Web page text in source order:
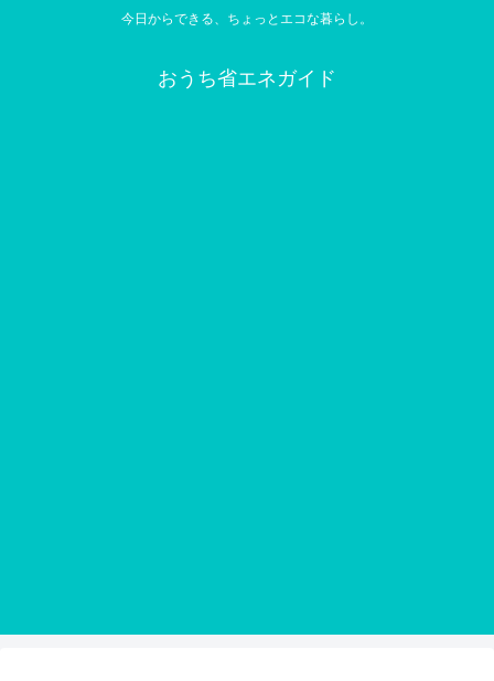
今日からできる、ちょっとエコな暮らし。
おうち省エネガイド